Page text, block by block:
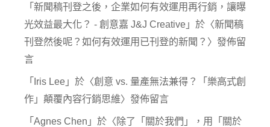
「 新聞稿刊登之後，企業如何有效運用再行銷，讓曝
光效益最大化？ - 創意嘉 J&J Creative 」於〈新聞稿
刊登然後呢？如何有效運用已刊登的新聞？ 〉發佈留
言
「 Iris Lee 」於〈創意 vs. 量產無法兼得？「樂高式創
作」顛覆內容行銷思維〉發佈留言
「 Agnes Chen 」於〈除了「關於我們」，用「關於